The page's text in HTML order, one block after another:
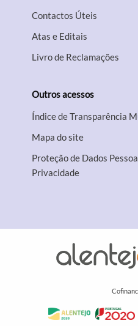
Contactos Úteis
Atas e Editais
Livro de Reclamações
Outros acessos
Índice de Transparência
Mapa do site
Proteção de Dados
Privacidade